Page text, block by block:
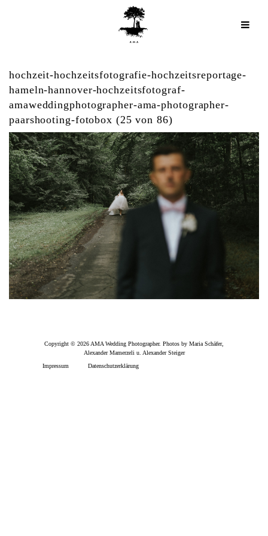
hochzeit-hochzeitsfotografie-hochzeitsreportage-
hameln-hannover-hochzeitsfotograf-
amaweddingphotographer-ama-photographer-
paarshooting-fotobox (25 von 86)
Copyright © 2026 AMA Wedding Photographer. Photos by Maria Schäfer,
Alexander Mamerzeli u. Alexander Steiger
Impressum
Datenschutzerklärung